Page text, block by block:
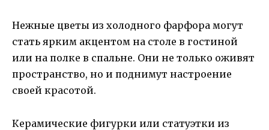
Нежные цветы из холодного фарфора могут
стать ярким акцентом на столе в гостиной
или на полке в спальне. Они не только оживят
пространство, но и поднимут настроение
своей красотой.
Керамические фигурки или статуэтки из